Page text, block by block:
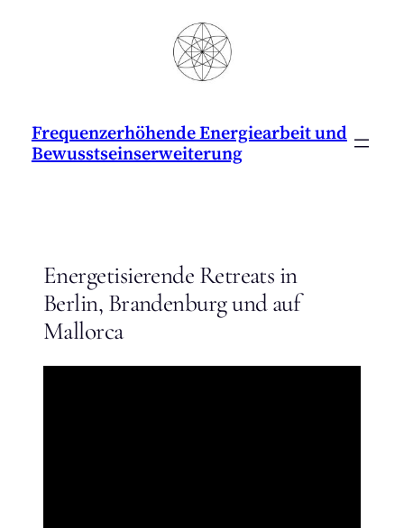
Frequenzerhöhende Energiearbeit und
Bewusstseinserweiterung
Energetisierende Retreats in
Berlin, Brandenburg und auf
Mallorca